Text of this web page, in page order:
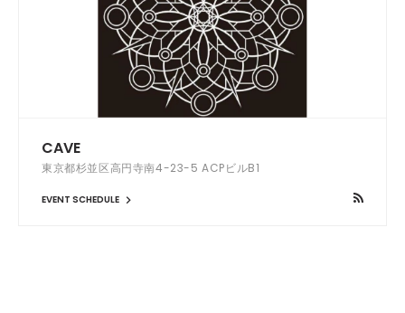
CAVE
東京都杉並区高円寺南4-23-5 ACPビルB1
EVENT SCHEDULE